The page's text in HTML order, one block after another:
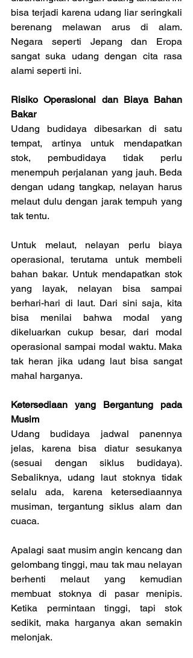
bisa terjadi karena udang liar seringkali
berenang melawan arus di alam.
Negara seperti Jepang dan Eropa
sangat suka udang dengan cita rasa
alami seperti ini.
Risiko Operasional dan Biaya Bahan
Bakar
Udang budidaya dibesarkan di satu
tempat, artinya untuk mendapatkan
stok, pembudidaya tidak perlu
menempuh perjalanan yang jauh. Beda
dengan udang tangkap, nelayan harus
melaut dulu dengan jarak tempuh yang
tak tentu.
Untuk melaut, nelayan perlu biaya
operasional, terutama untuk membeli
bahan bakar. Untuk mendapatkan stok
yang layak, nelayan bisa sampai
berhari-hari di laut. Dari sini saja, kita
bisa menilai bahwa modal yang
dikeluarkan cukup besar, dari modal
operasional sampai modal waktu. Maka
tak heran jika udang laut bisa sangat
mahal harganya.
Ketersediaan yang Bergantung pada
Musim
Udang budidaya jadwal panennya
jelas, karena bisa diatur sesukanya
(sesuai dengan siklus budidaya).
Sebaliknya, udang laut stoknya tidak
selalu ada, karena ketersediaannya
musiman, tergantung siklus alam dan
cuaca.
Apalagi saat musim angin kencang dan
gelombang tinggi, mau tak mau nelayan
berhenti melaut yang kemudian
membuat stoknya di pasar menipis.
Ketika permintaan tinggi, tapi stok
sedikit, maka harganya akan semakin
melonjak.